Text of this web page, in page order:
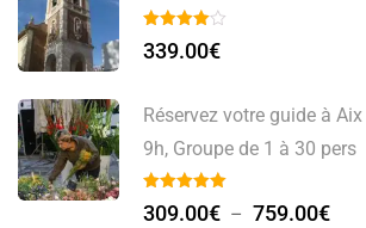
339.00€
Réservez votre guide à
9h, Groupe de 1 à 30 pers
309.00€ – 759.00€